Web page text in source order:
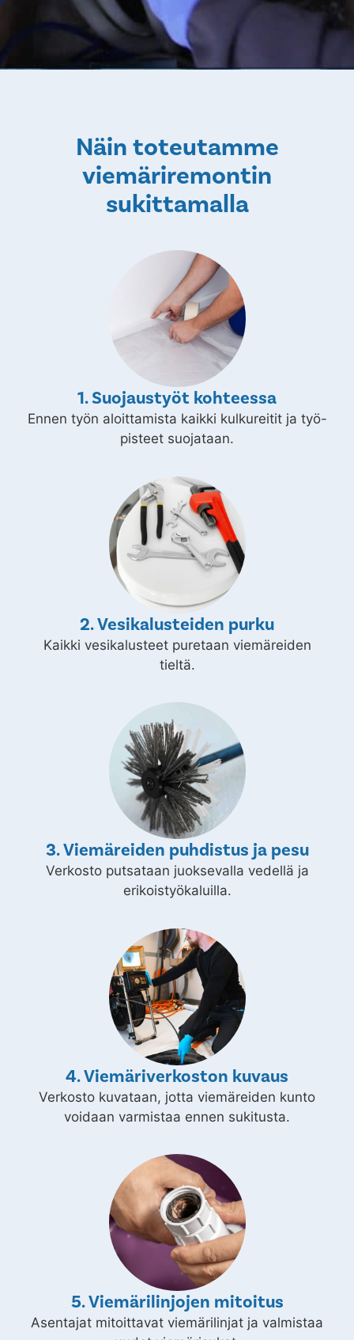
Näin toteutamme
viemäriremontin
sukittamalla
1. Suojaustyöt kohteessa
Ennen työn aloittamista kaikki kulkureitit ja työ-
pisteet suojataan.
2. Vesikalusteiden purku
Kaikki vesikalusteet puretaan viemäreiden
tieltä.
3. Viemäreiden puhdistus ja pesu
Verkosto putsataan juoksevalla vedellä ja
erikoistyökaluilla.
4. Viemäriverkoston kuvaus
Verkosto kuvataan, jotta viemäreiden kunto
voidaan varmistaa ennen sukitusta.
5. Viemärilinjojen mitoitus
Asentajat mitoittavat viemärilinjat ja valmistaa